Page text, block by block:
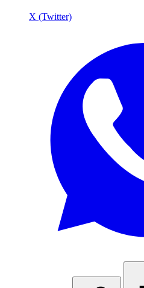
X (Twitter)